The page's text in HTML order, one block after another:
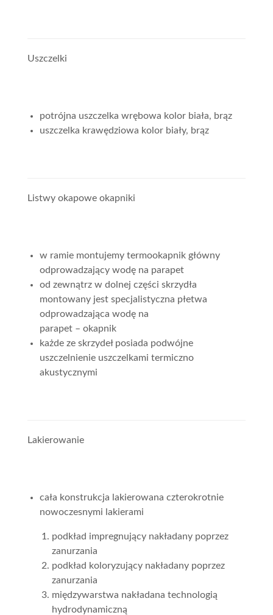
Uszczelki
potrójna uszczelka wrębowa kolor biała, brąz
uszczelka krawędziowa kolor biały, brąz
Listwy okapowe okapniki
w ramie montujemy termookapnik główny
odprowadzający wodę na parapet
od zewnątrz w dolnej części skrzydła
montowany jest specjalistyczna płetwa
odprowadzająca wodę na
parapet – okapnik
każde ze skrzydeł posiada podwójne
uszczelnienie uszczelkami termiczno
akustycznymi
Lakierowanie
cała konstrukcja lakierowana czterokrotnie
nowoczesnymi lakierami
podkład impregnujący nakładany poprzez
zanurzania
podkład koloryzujący nakładany poprzez
zanurzania
międzywarstwa nakładana technologią
hydrodynamiczną